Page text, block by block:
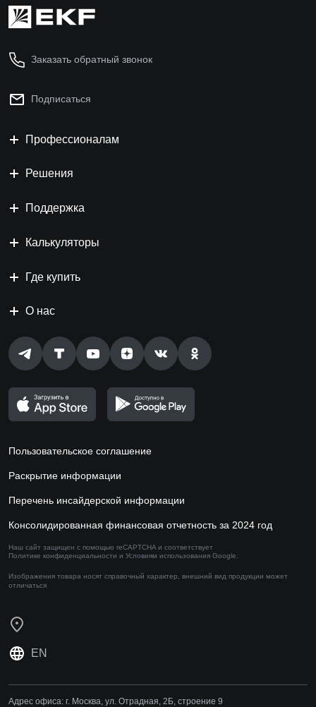
Заказать обратный звонок
Подписаться
Профессионалам
Решения
Поддержка
Калькуляторы
Где купить
О нас
Пользовательское соглашение
Раскрытие информации
Перечень инсайдерской информации
Консолидированная финансовая отчетность за 2024 год
Наш сайт защищен с помощью reCAPTCHA и соответствует
Политике конфиденциальности и Условиям использования Google.
Изображения товара носят справочный характер, внешний вид продукции может
отличаться
EN
Адрес офиса: г. Москва, ул. Отрадная, 2Б, строение 9